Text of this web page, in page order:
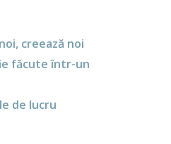
creează noi
făcute într-un
de lucru